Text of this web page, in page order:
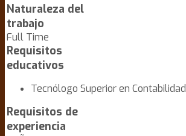
Naturaleza del
trabajo
Full Time
Requisitos
educativos
Tecnólogo Superior en Contabilidad
Requisitos de
experiencia